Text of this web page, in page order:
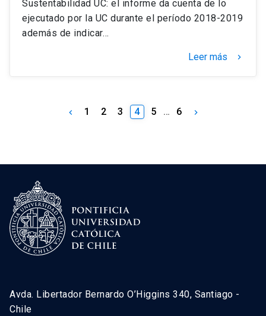
Sustentabilidad UC: el informe da cuenta de lo
ejecutado por la UC durante el período 2018-2019
además de indicar…
Leer más keyboard_arrow_right
keyboard_arrow_left 1 2 3 4 5 … 6 keyboard_arrow_right
Avda. Libertador Bernardo O’Higgins 340, Santiago -
Chile